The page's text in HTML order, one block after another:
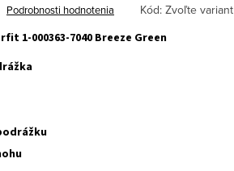
Podrobnosti hodnotenia Kód: Zvoľte variant
1-000363-7040 Breeze Green